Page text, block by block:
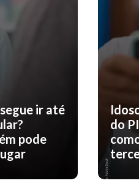
ir até
pode
do